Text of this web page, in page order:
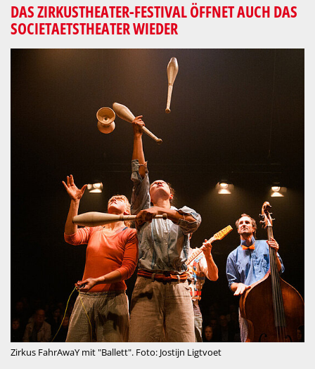
DAS ZIRKUSTHEATER-FESTIVAL ÖFFNET AUCH DAS
SOCIETAETSTHEATER WIEDER
Zirkus FahrAwaY mit "Ballett". Foto: Jostijn Ligtvoet